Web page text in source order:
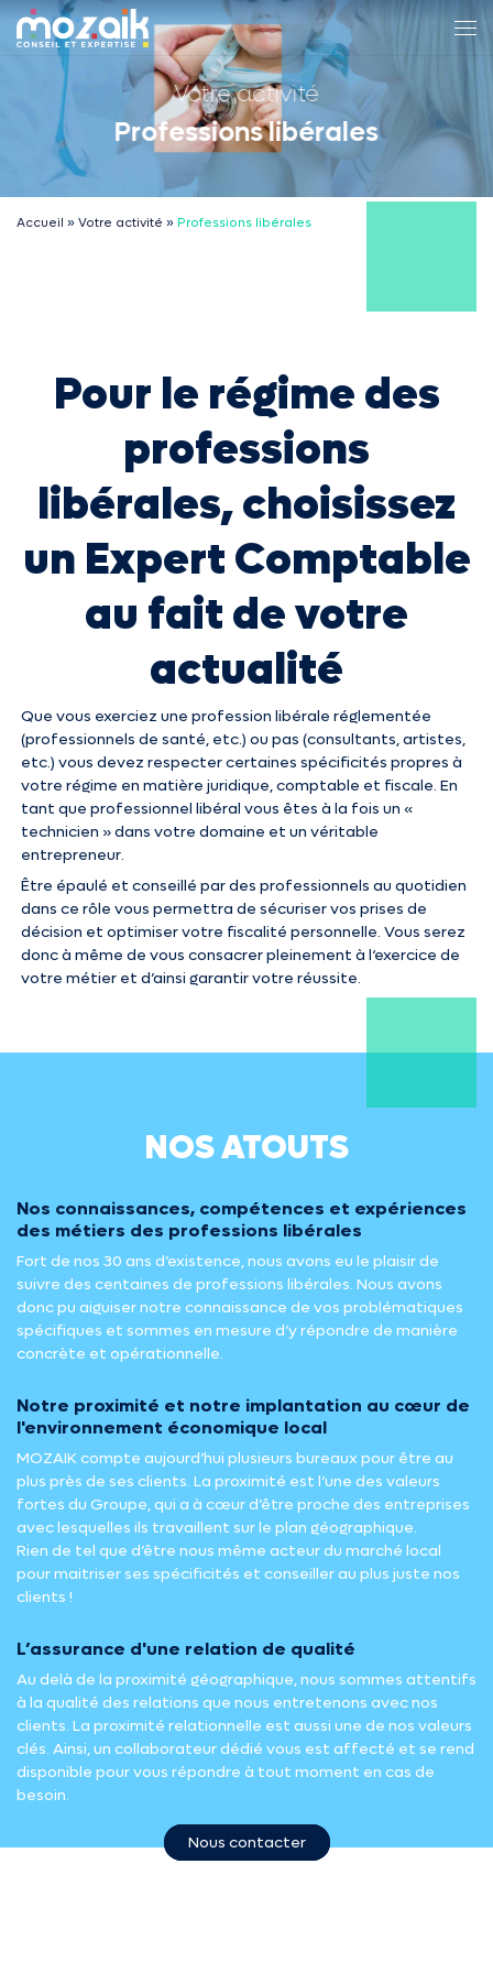
Passer au contenu
Votre activité
Professions libérales
Accueil » Votre activité » Professions libérales
Pour le régime des
professions
libérales, choisissez
un Expert Comptable
au fait de votre
actualité
Que vous exerciez une profession libérale réglementée
(professionnels de santé, etc.) ou pas (consultants, artistes,
etc.) vous devez respecter certaines spécificités propres à
votre régime en matière juridique, comptable et fiscale. En
tant que professionnel libéral vous êtes à la fois un «
technicien » dans votre domaine et un véritable
entrepreneur.
Être épaulé et conseillé par des professionnels au quotidien
dans ce rôle vous permettra de sécuriser vos prises de
décision et optimiser votre fiscalité personnelle. Vous serez
donc à même de vous consacrer pleinement à l‘exercice de
votre métier et d’ainsi garantir votre réussite.
NOS ATOUTS
Nos connaissances, compétences et expériences
des métiers des professions libérales
Fort de nos 30 ans d’existence, nous avons eu le plaisir de
suivre des centaines de professions libérales. Nous avons
donc pu aiguiser notre connaissance de vos problématiques
spécifiques et sommes en mesure d’y répondre de manière
concrète et opérationnelle.
Notre proximité et notre implantation au cœur de
l'environnement économique local
MOZAIK compte aujourd’hui plusieurs bureaux pour être au
plus près de ses clients. La proximité est l’une des valeurs
fortes du Groupe, qui a à cœur d’être proche des entreprises
avec lesquelles ils travaillent sur le plan géographique.
Rien de tel que d’être nous même acteur du marché local
pour maitriser ses spécificités et conseiller au plus juste nos
clients !
L’assurance d'une relation de qualité
Au delà de la proximité géographique, nous sommes attentifs
à la qualité des relations que nous entretenons avec nos
clients. La proximité relationnelle est aussi une de nos valeurs
clés. Ainsi, un collaborateur dédié vous est affecté et se rend
disponible pour vous répondre à tout moment en cas de
besoin.
Nous contacter